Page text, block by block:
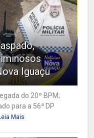
Iguaçu
do 20º BPM;
para a 56ª DP
Mais